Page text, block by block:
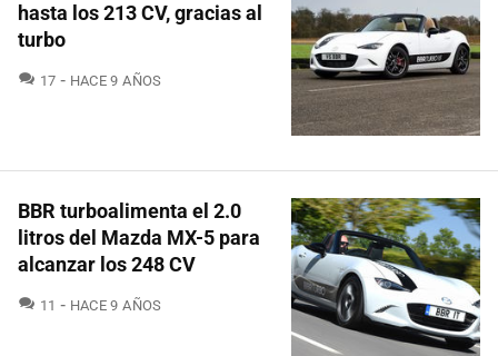
hasta los 213 CV, gracias al
turbo
17 COMENTARIOS
HACE 9 AÑOS
BBR turboalimenta el 2.0
litros del Mazda MX-5 para
alcanzar los 248 CV
11 COMENTARIOS
HACE 9 AÑOS